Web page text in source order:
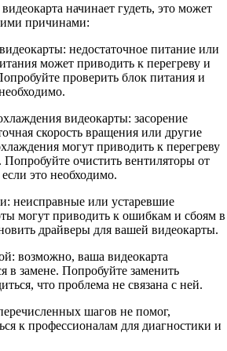
начинает гудеть, это может
причинами:
недостаточное питание или
может приводить к перегреву и
проверить блок питания и
видеокарты: засорение
скорость вращения или другие
могут приводить к перегреву
очистить вентиляторы от
это необходимо.
неисправные или устаревшие
могут приводить к ошибкам и сбоям в
драйверы для вашей видеокарты.
возможно, ваша видеокарта
в замене. Попробуйте заменить
что проблема не связана с ней.
шагов не помог,
к профессионалам для диагностики и